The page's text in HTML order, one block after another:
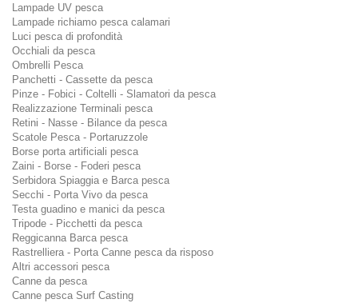
Lampade UV pesca
Lampade richiamo pesca calamari
Luci pesca di profondità
Occhiali da pesca
Ombrelli Pesca
Panchetti - Cassette da pesca
Pinze - Fobici - Coltelli - Slamatori da pesca
Realizzazione Terminali pesca
Retini - Nasse - Bilance da pesca
Scatole Pesca - Portaruzzole
Borse porta artificiali pesca
Zaini - Borse - Foderi pesca
Serbidora Spiaggia e Barca pesca
Secchi - Porta Vivo da pesca
Testa guadino e manici da pesca
Tripode - Picchetti da pesca
Reggicanna Barca pesca
Rastrelliera - Porta Canne pesca da risposo
Altri accessori pesca
Canne da pesca
Canne pesca Surf Casting